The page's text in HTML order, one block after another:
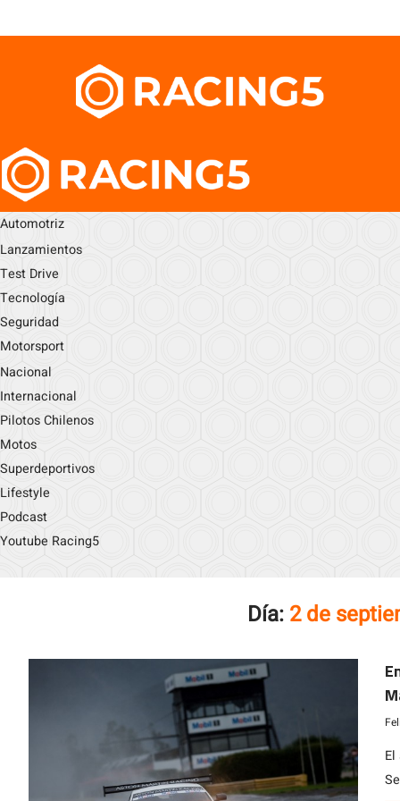
Automotriz
Lanzamientos
Test Drive
Tecnología
Seguridad
Motorsport
Nacional
Internacional
Pilotos Chilenos
Motos
Superdeportivos
Lifestyle
Podcast
Youtube Racing5
Día: 2 de